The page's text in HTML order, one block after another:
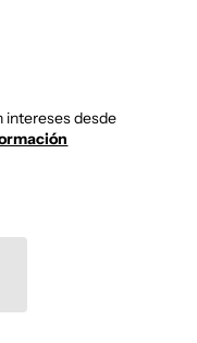
intereses desde